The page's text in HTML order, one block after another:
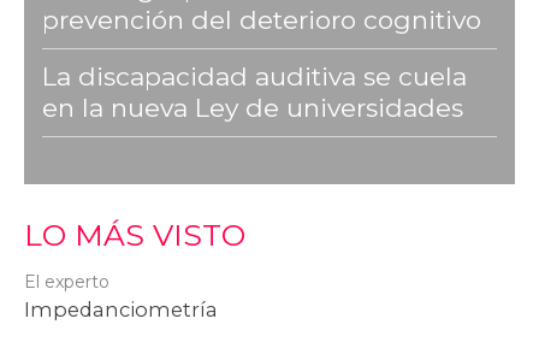
prevención del deterioro cognitivo
La discapacidad auditiva se cuela
en la nueva Ley de universidades
LO MÁS VISTO
El experto
Impedanciometría